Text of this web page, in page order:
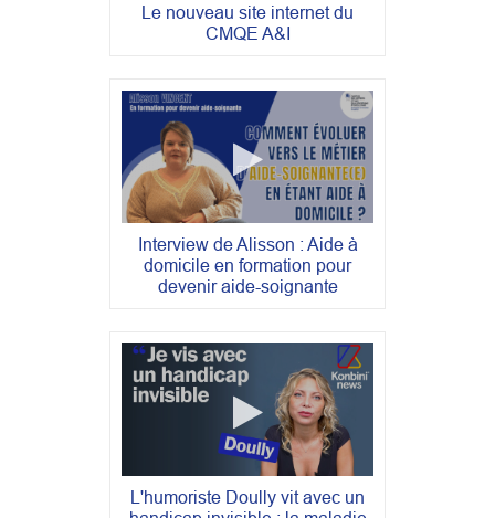
Le nouveau site internet du
CMQE A&I
Interview de Alisson : Aide à
domicile en formation pour
devenir aide-soignante
L'humoriste Doully vit avec un